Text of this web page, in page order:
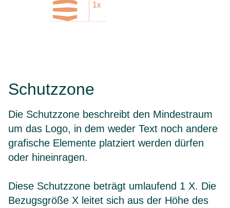
Schutzzone
Die Schutzzone beschreibt den Mindestraum
um das Logo, in dem weder Text noch andere
grafische Elemente platziert werden dürfen
oder hineinragen.
Diese Schutzzone beträgt umlaufend 1 X. Die
Bezugsgröße X leitet sich aus der Höhe des